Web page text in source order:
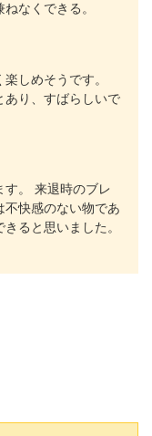
なくできる。
しめそうです。
あり、すばらしいで
す。 来退時のブレ
快感のない物であ
ると思いました。